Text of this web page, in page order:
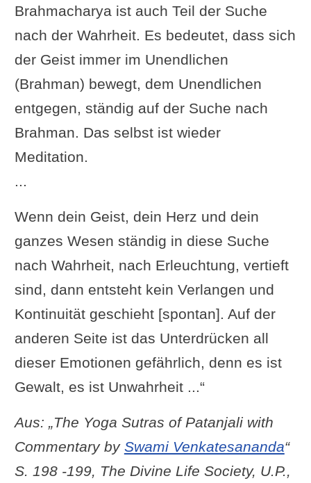
Brahmacharya ist auch Teil der Suche
nach der Wahrheit. Es bedeutet, dass sich
der Geist immer im Unendlichen
(Brahman) bewegt, dem Unendlichen
entgegen, ständig auf der Suche nach
Brahman. Das selbst ist wieder
Meditation.
...
Wenn dein Geist, dein Herz und dein
ganzes Wesen ständig in diese Suche
nach Wahrheit, nach Erleuchtung, vertieft
sind, dann entsteht kein Verlangen und
Kontinuität geschieht [spontan]. Auf der
anderen Seite ist das Unterdrücken all
dieser Emotionen gefährlich, denn es ist
Gewalt, es ist Unwahrheit ...“
Aus: „The Yoga Sutras of Patanjali with
Commentary by Swami Venkatesananda“
S. 198 -199, The Divine Life Society, U.P.,